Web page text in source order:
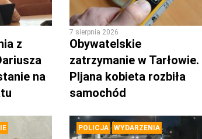
z
na
7 sierpnia 2026
Obywatelskie
zatrzymanie w Tarłowie.
PIjana kobieta rozbiła
samochód
POLICJA WYDARZENIA